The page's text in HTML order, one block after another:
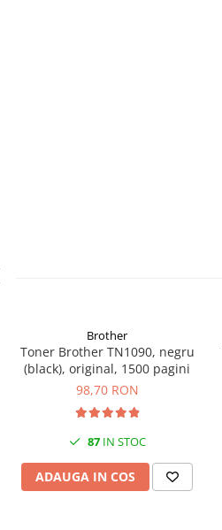
Brother
Toner Brother TN1090, negru
(black), original, 1500 pagini
98,70 RON
87IN STOC
ADAUGA IN COS